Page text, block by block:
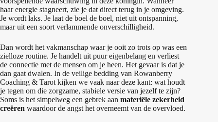
haar energie stagneert, zie je dat direct terug in je omgeving.
Je wordt laks. Je laat de boel de boel, niet uit ontspanning,
maar uit een soort verlammende onverschilligheid.
Dan wordt het vakmanschap waar je ooit zo trots op was een
zielloze routine. Je handelt uit puur eigenbelang en verliest
de connectie met de mensen om je heen. Het gevaar is dat je
dan gaat dwalen. In de veilige bedding van Rowanberry
Coaching & Tarot kijken we vaak naar deze kant: wat houdt
je tegen om die zorgzame, stabiele versie van jezelf te zijn?
Soms is het simpelweg een gebrek aan materiële zekerheid
creëren waardoor de angst het overneemt van de overvloed.